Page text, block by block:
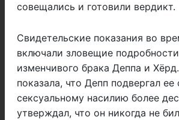
совещались и готовили вердикт.
Свидетельские показания во
включали зловещие
изменчивого брака Деппа и
показала, что Депп подвергал
сексуальному насилию более
утверждал, что он никогда не